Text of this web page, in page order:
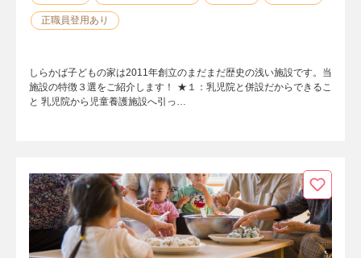
正職員登用あり
しらかば子どもの家は2011年創立のまだまだ歴史の浅い施設です。当
施設の特徴３選をご紹介します！ ★１：乳児院と併設だからできるこ
と 乳児院から児童養護施設へ引っ…